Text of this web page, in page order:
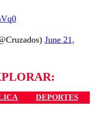
June 21,
DEPORTES